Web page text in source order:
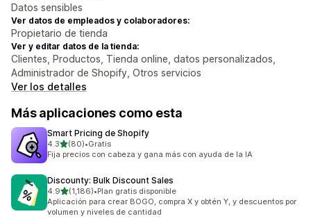
Datos sensibles
Ver datos de empleados y colaboradores:
Propietario de tienda
Ver y editar datos de la tienda:
Clientes, Productos, Tienda online, datos personalizados,
Administrador de Shopify, Otros servicios
Ver los detalles
Más aplicaciones como esta
Smart Pricing de Shopify
4.3de 5 estrellas
(80)
80 reseñas en total
•Gratis
Fija precios con cabeza y gana más con ayuda de la IA
Discounty: Bulk Discount Sales
4.9de 5 estrellas
(1,186)
1186 reseñas en total
•Plan gratis disponible
Aplicación para crear BOGO, compra X y obtén Y, y descuentos por
volumen y niveles de cantidad